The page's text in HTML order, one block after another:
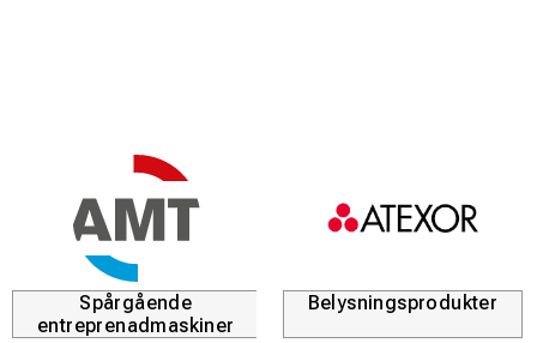
Spårgående
entreprenadmaskiner
Belysningsprodukter